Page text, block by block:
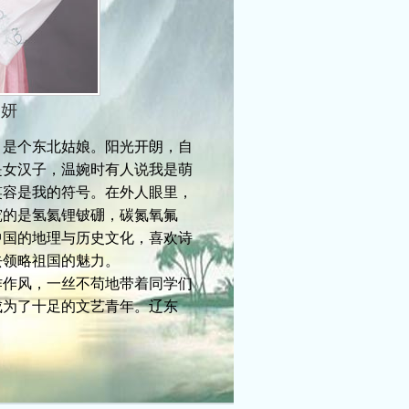
东北姑娘。阳光开朗，自
汉子，温婉时有人说我是萌
是我的符号。在外人眼里，
是氢氦锂铍硼，碳氮氧氟
的地理与历史文化，喜欢诗
略祖国的魅力。
，一丝不苟地带着同学们
了十足的文艺青年。辽东